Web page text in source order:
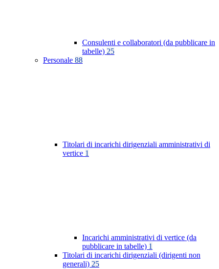
Consulenti e collaboratori (da pubblicare in
tabelle) 25
Personale 88
Titolari di incarichi dirigenziali amministrativi di
vertice 1
Incarichi amministrativi di vertice (da
pubblicare in tabelle) 1
Titolari di incarichi dirigenziali (dirigenti non
generali) 25